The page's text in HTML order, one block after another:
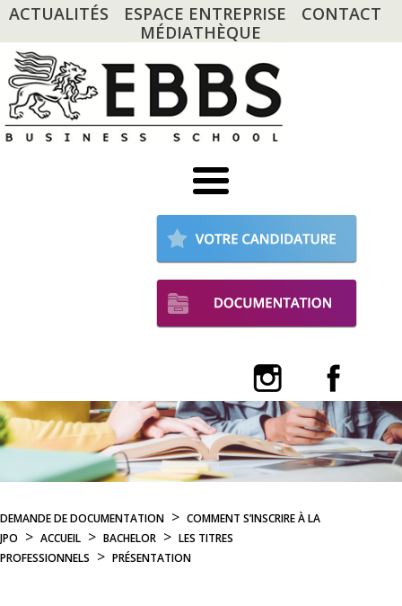
ACTUALITÉS ESPACE ENTREPRISE
CONTACT
MÉDIATHÈQUE
DEMANDE DE DOCUMENTATION > COMMENT S’INSCRIRE À LA
JPO > ACCUEIL > BACHELOR > LES TITRES
PROFESSIONNELS > PRÉSENTATION